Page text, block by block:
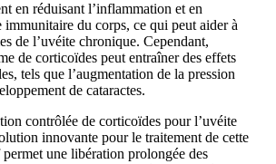
en réduisant l’inflammation et en
immunitaire du corps, ce qui peut aider à
de l’uvéite chronique. Cependant,
de corticoïdes peut entraîner des effets
tels que l’augmentation de la pression
de cataractes.
contrôlée de corticoïdes pour l’uvéite
innovante pour le traitement de cette
une libération prolongée des